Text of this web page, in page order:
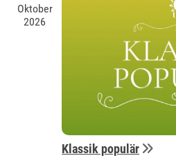
Oktober
2026
Klassik populär